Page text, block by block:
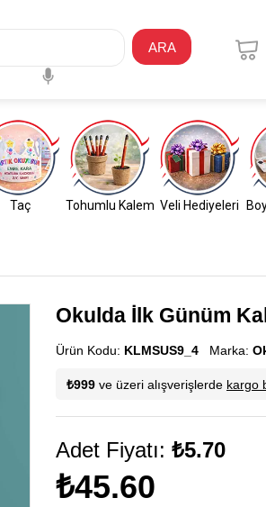
ARA
Taç Tohumlu Kalem Veli Hediyeleri
Okulda İlk Günüm
Ürün Kodu: KLMSUS9_4 Marka:
₺999 ve üzeri alışverişlerde kargo
Adet Fiyatı: ₺5.70
₺45.60